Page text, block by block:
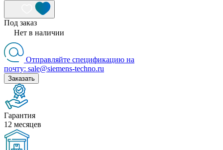
Под заказ
Нет в наличии
Отправляйте спецификацию на
почту: sale@siemens-techno.ru
Заказать
Гарантия
12 месяцев